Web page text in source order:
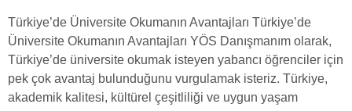
Türkiye’de Üniversite Okumanın Avantajları Türkiye’de
Üniversite Okumanın Avantajları YÖS Danışmanım olarak,
Türkiye’de üniversite okumak isteyen yabancı öğrenciler için
pek çok avantaj bulunduğunu vurgulamak isteriz. Türkiye,
akademik kalitesi, kültürel çeşitliliği ve uygun yaşam